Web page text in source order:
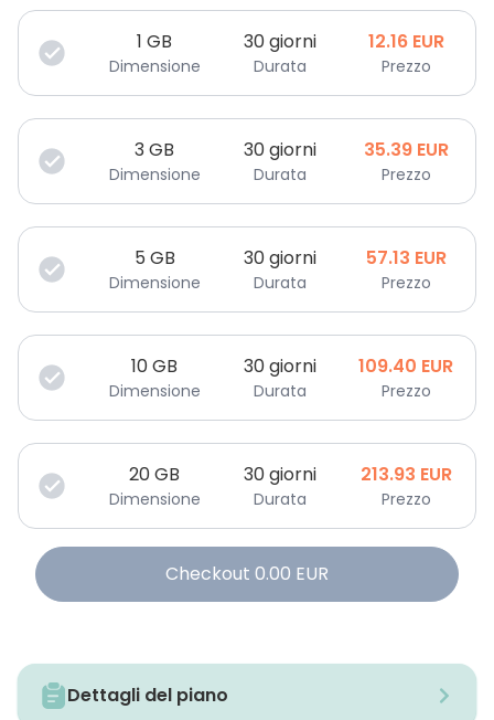
I tuoi dati sono validi per un periodo limitato.
1 GB
Dimensione
30 giorni
Durata
12.16 EUR
Prezzo
3GB
Dimensione
30 giorni
Durata
35.39 EUR
Prezzo
5 GB
Dimensione
30 giorni
Durata
57.13 EUR
Prezzo
10GB
Dimensione
30 giorni
Durata
109.40 EUR
Prezzo
20GB
Dimensione
30 giorni
Durata
213.93 EUR
Prezzo
Checkout 0.00 EUR
Dettagli del piano